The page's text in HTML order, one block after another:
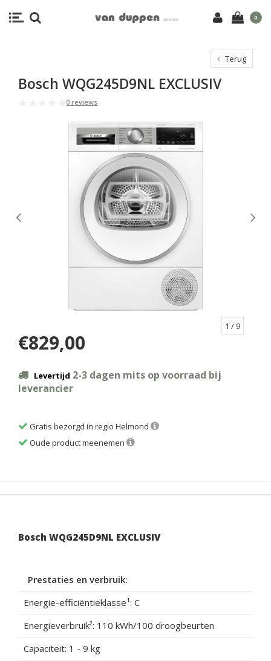
0
Terug
Bosch WQG245D9NL EXCLUSIV
0 reviews
1 / 9
€829,00
Levertijd 2-3 dagen mits op voorraad bij
leverancier
Gratis bezorgd in regio Helmond
Oude product meenemen
Bosch WQG245D9NL EXCLUSIV
Prestaties en verbruik:
Energie-efficiëntieklasse¹: C
Energieverbruik²: 110 kWh/100 droogbeurten
Capaciteit: 1 - 9 kg